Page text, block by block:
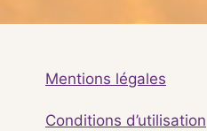
Mentions légales
Conditions d’utilisation